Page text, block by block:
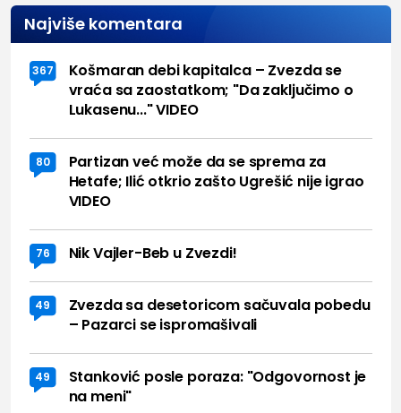
Najviše komentara
367
Košmaran debi kapitalca – Zvezda se
vraća sa zaostatkom; "Da zaključimo o
Lukasenu..." VIDEO
80
Partizan već može da se sprema za
Hetafe; Ilić otkrio zašto Ugrešić nije igrao
VIDEO
76 Nik Vajler-Beb u Zvezdi!
49
Zvezda sa desetoricom sačuvala pobedu
– Pazarci se ispromašivali
49
Stanković posle poraza: "Odgovornost je
na meni"